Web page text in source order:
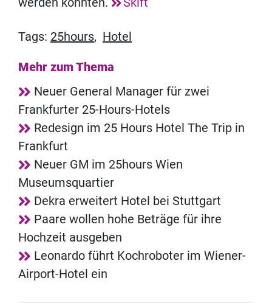
Tags: 25hours, Hotel
Mehr zum Thema
Neuer General Manager für zwei
Frankfurter 25-Hours-Hotels
Redesign im 25 Hours Hotel The Trip in
Frankfurt
Neuer GM im 25hours Wien
Museumsquartier
Dekra erweitert Hotel bei Stuttgart
Paare wollen hohe Beträge für ihre
Hochzeit ausgeben
Leonardo führt Kochroboter im Wiener-
Airport-Hotel ein